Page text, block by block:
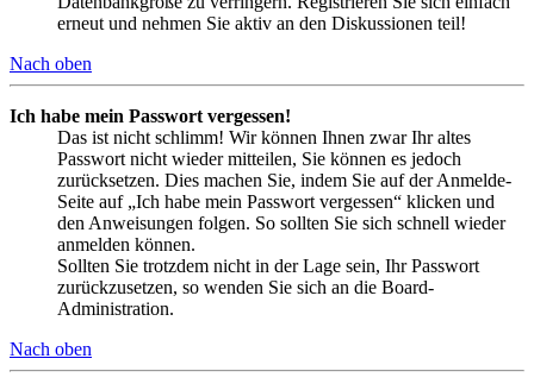
erneut und nehmen Sie aktiv an den Diskussionen teil!
Nach oben
Ich habe mein Passwort vergessen!
Das ist nicht schlimm! Wir können Ihnen zwar Ihr altes
Passwort nicht wieder mitteilen, Sie können es jedoch
zurücksetzen. Dies machen Sie, indem Sie auf der Anmelde-
Seite auf „Ich habe mein Passwort vergessen“ klicken und
den Anweisungen folgen. So sollten Sie sich schnell wieder
anmelden können.
Sollten Sie trotzdem nicht in der Lage sein, Ihr Passwort
zurückzusetzen, so wenden Sie sich an die Board-
Administration.
Nach oben